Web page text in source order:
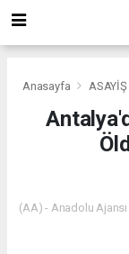
Anasayfa
(AA) - Anadolu